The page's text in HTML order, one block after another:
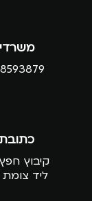
קיבוץ
ליד צומת